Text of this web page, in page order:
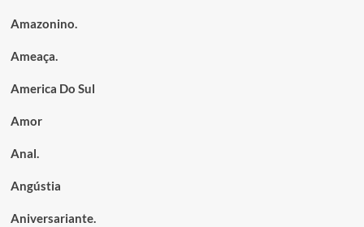
Amazonino.
Ameaça.
America Do Sul
Amor
Anal.
Angústia
Aniversariante.